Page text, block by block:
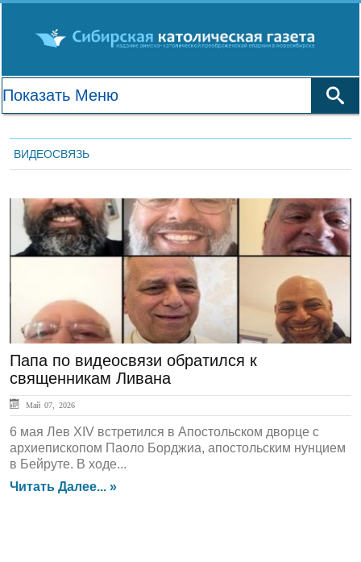
ВИДЕОСВЯЗЬ
ЛЕНТА НОВОСТЕЙ
Папа по видеосвязи обратился к
священникам Ливана
Май 07, 2026
6 мая Лев XIV встретился в Апостольском дворце с
архиепископом Паоло Борджиа, апостольским нунцием
в Бейруте. В ходе...
Читать Далее... »